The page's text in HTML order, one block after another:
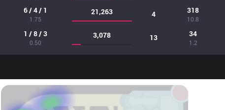
6 / 4 / 1
1.75
21,263 4 318
10.8
1 / 8 / 3
0.50
3,078 13 34
1.2